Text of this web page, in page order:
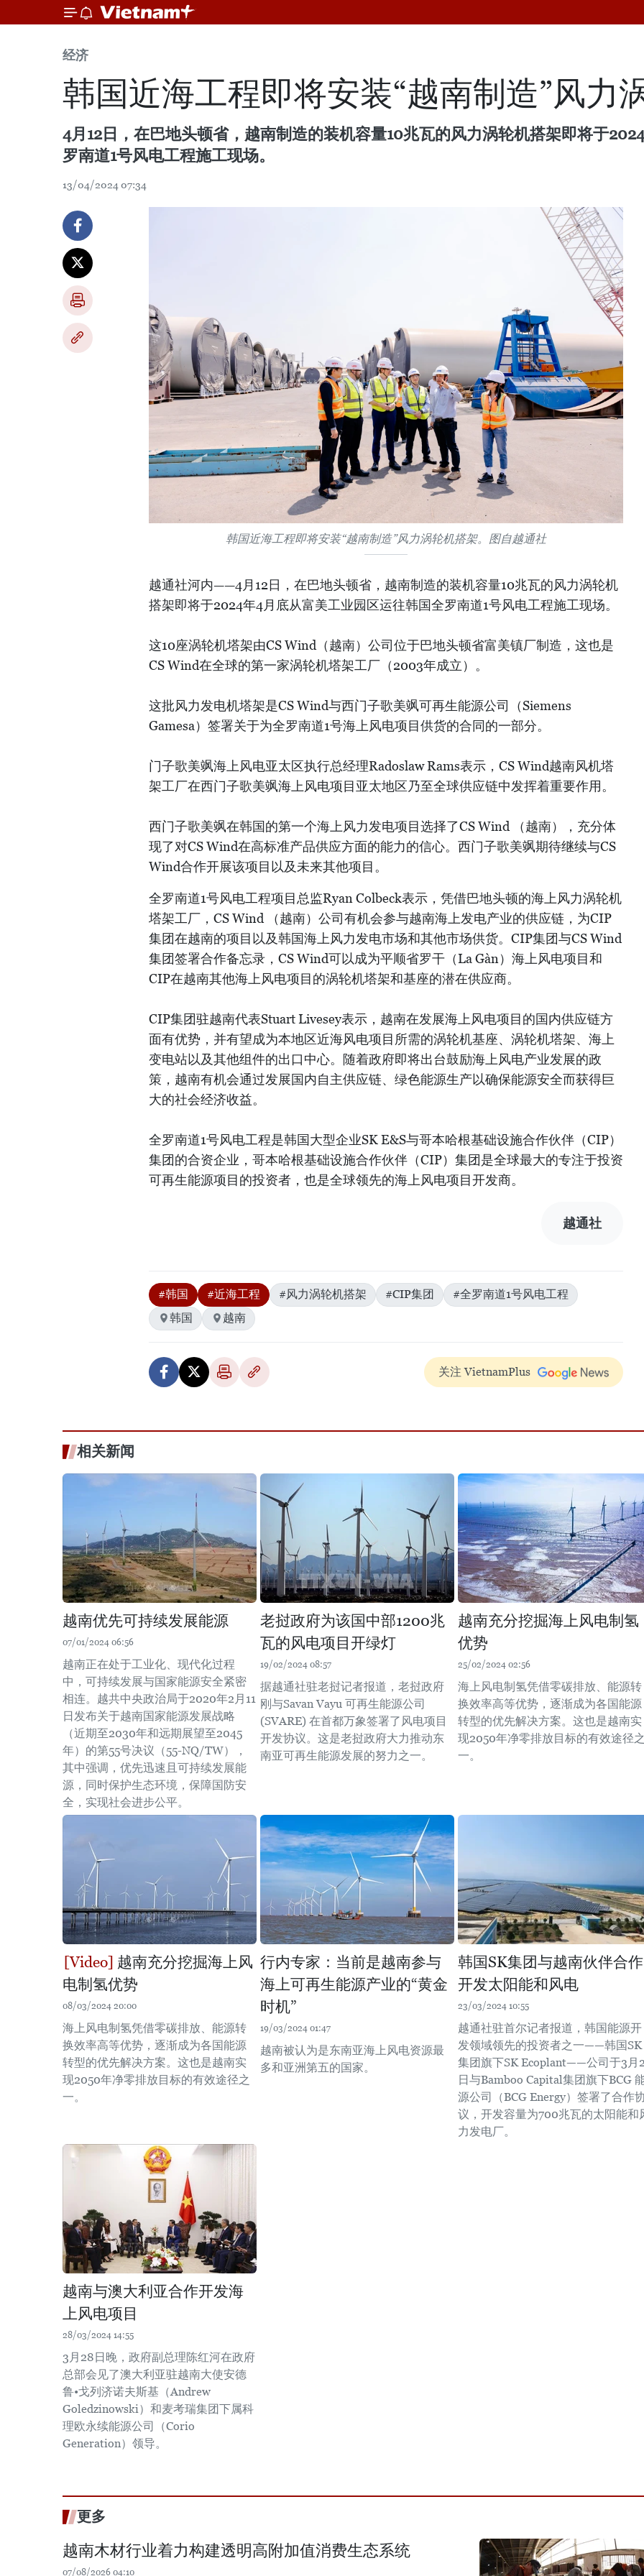
经济
韩国近海工程即将安装“越南制造”风力
4月12日，在巴地头顿省，越南制造的装机容量10兆瓦的风力涡轮机搭架即将于
罗南道1号风电工程施工现场。
13/04/2024 07:34
韩国近海工程即将安装“越南制造”风力涡轮机搭架。图自越通社
越通社河内——4月12日，在巴地头顿省，越南制造的装机容量10兆瓦的风力涡轮机
搭架即将于2024年4月底从富美工业园区运往韩国全罗南道1号风电工程施工现场。
这10座涡轮机塔架由CS Wind（越南）公司位于巴地头顿省富美镇厂制造，这也是
CS Wind在全球的第一家涡轮机塔架工厂（2003年成立）。
这批风力发电机塔架是CS Wind与西门子歌美飒可再生能源公司（Siemens
Gamesa）签署关于为全罗南道1号海上风电项目供货的合同的一部分。
门子歌美飒海上风电亚太区执行总经理Radoslaw Rams表示，CS Wind越南风机塔
架工厂在西门子歌美飒海上风电项目亚太地区乃至全球供应链中发挥着重要作用。
西门子歌美飒在韩国的第一个海上风力发电项目选择了CS Wind （越南），充分体
现了对CS Wind在高标准产品供应方面的能力的信心。西门子歌美飒期待继续与CS
Wind合作开展该项目以及未来其他项目。
全罗南道1号风电工程项目总监Ryan Colbeck表示，凭借巴地头顿的海上风力涡轮机
塔架工厂，CS Wind （越南）公司有机会参与越南海上发电产业的供应链，为CIP
集团在越南的项目以及韩国海上风力发电市场和其他市场供货。CIP集团与CS Wind
集团签署合作备忘录，CS Wind可以成为平顺省罗干（La Gàn）海上风电项目和
CIP在越南其他海上风电项目的涡轮机塔架和基座的潜在供应商。
CIP集团驻越南代表Stuart Livesey表示，越南在发展海上风电项目的国内供应链方
面有优势，并有望成为本地区近海风电项目所需的涡轮机基座、涡轮机塔架、海上
变电站以及其他组件的出口中心。随着政府即将出台鼓励海上风电产业发展的政
策，越南有机会通过发展国内自主供应链、绿色能源生产以确保能源安全而获得巨
大的社会经济收益。
全罗南道1号风电工程是韩国大型企业SK E&S与哥本哈根基础设施合作伙伴（CIP）
集团的合资企业，哥本哈根基础设施合作伙伴（CIP）集团是全球最大的专注于投资
可再生能源项目的投资者，也是全球领先的海上风电项目开发商。
越通社
#韩国 #近海工程 #风力涡轮机搭架 #CIP集团
#全罗南道1号风电工程
韩国
越南
关注 VietnamPlus
相关新闻
越南优先可持续发展能源
07/01/2024 06:56
越南正在处于工业化、现代化过程
中，可持续发展与国家能源安全紧密
相连。越共中央政治局于2020年2月11
日发布关于越南国家能源发展战略
（近期至2030年和远期展望至2045
年）的第55号决议（55-NQ/TW），
其中强调，优先迅速且可持续发展能
源，同时保护生态环境，保障国防安
全，实现社会进步公平。
老挝政府为该国中部1200兆
瓦的风电项目开绿灯
19/02/2024 08:57
据越通社驻老挝记者报道，老挝政府
刚与Savan Vayu 可再生能源公司
(SVARE) 在首都万象签署了风电项目
开发协议。这是老挝政府大力推动东
南亚可再生能源发展的努力之一。
越南充分挖掘海上风电制氢
优势
25/02/2024 02:56
海上风电制氢凭借零碳排放、能源转
换效率高等优势，逐渐成为各国能源
转型的优先解决方案。这也是越南实
现2050年净零排放目标的有效途径
一。
越南充分挖掘海上风
电制氢优势
08/03/2024 20:00
海上风电制氢凭借零碳排放、能源转
换效率高等优势，逐渐成为各国能源
转型的优先解决方案。这也是越南实
现2050年净零排放目标的有效途径之
一。
行内专家：当前是越南参与
海上可再生能源产业的“黄金
时机”
19/03/2024 01:47
越南被认为是东南亚海上风电资源最
多和亚洲第五的国家。
韩国SK集团与越南伙伴合作
开发太阳能和风电
23/03/2024 10:55
越通社驻首尔记者报道，韩国能源开
发领域领先的投资者之一——韩国SK
集团旗下SK Ecoplant——公司于3月
日与Bamboo Capital集团旗下BCG
源公司（BCG Energy）签署了合作
议，开发容量为700兆瓦的太阳能和
力发电厂。
越南与澳大利亚合作开发海
上风电项目
28/03/2024 14:55
3月28日晚，政府副总理陈红河在政府
总部会见了澳大利亚驻越南大使安德
鲁•戈列济诺夫斯基（Andrew
Goledzinowski）和麦考瑞集团下属科
理欧永续能源公司（Corio
Generation）领导。
更多
越南木材行业着力构建透明高附加值消费生态系统
07/08/2026 04:10